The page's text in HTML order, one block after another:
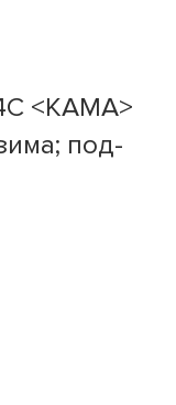
<КАМА>
под-